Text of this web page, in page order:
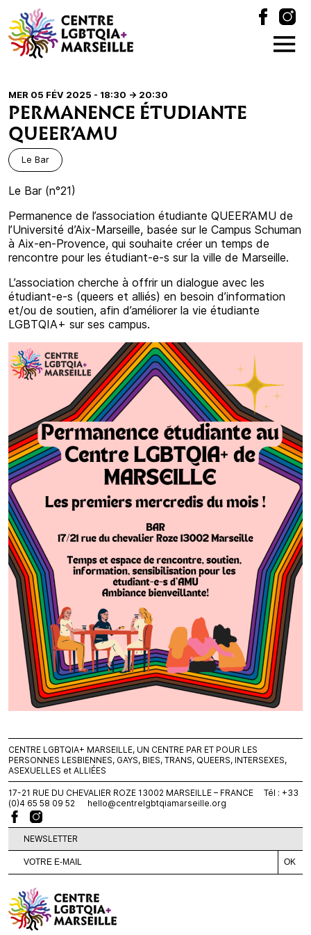
MER 05 FÉV 2025 - 18:30 -> 20:30
PERMANENCE ÉTUDIANTE
QUEER’AMU
Le Bar
Le Bar (n°21)
Permanence de l’association étudiante QUEER’AMU de
l’Université d’Aix-Marseille, basée sur le Campus Schuman
à Aix-en-Provence, qui souhaite créer un temps de
rencontre pour les étudiant-e-s sur la ville de Marseille.
L’association cherche à offrir un dialogue avec les
étudiant-e-s (queers et alliés) en besoin d’information
et/ou de soutien, afin d’améliorer la vie étudiante
LGBTQIA+ sur ses campus.
CENTRE LGBTQIA+ MARSEILLE, UN CENTRE PAR ET POUR LES
PERSONNES LESBIENNES, GAYS, BIES, TRANS, QUEERS, INTERSEXES,
ASEXUELLES et ALLIÉES
17-21 RUE DU CHEVALIER ROZE 13002 MARSEILLE – FRANCE Tél : +33
(0)4 65 58 09 52
hello@centrelgbtqiamarseille.org
NEWSLETTER